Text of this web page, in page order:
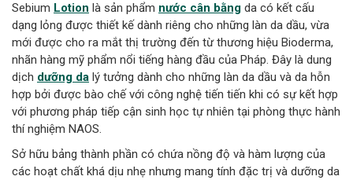
Sebium Lotion là sản phẩm nước cân bằng da có kết cấu
dạng lỏng được thiết kế dành riêng cho những làn da dầu, vừa
mới được cho ra mắt thị trường đến từ thương hiệu Bioderma,
nhãn hàng mỹ phẩm nổi tiếng hàng đầu của Pháp. Đây là dung
dịch dưỡng da lý tưởng dành cho những làn da dầu và da hỗn
hợp bởi được bào chế với công nghệ tiến tiến khi có sự kết hợp
với phương pháp tiếp cận sinh học tự nhiên tại phòng thực hành
thí nghiệm NAOS.
Sở hữu bảng thành phần có chứa nồng độ và hàm lượng của
các hoạt chất khá dịu nhẹ nhưng mang tính đặc trị và dưỡng da